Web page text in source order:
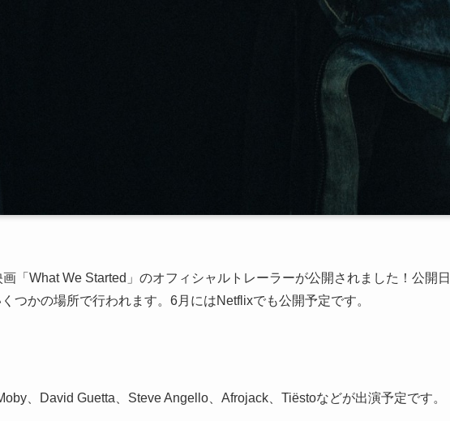
「What We Started」のオフィシャルトレーラーが公開されました！公開日
つかの場所で行われます。6月にはNetflixでも公開予定です。
、David Guetta、Steve Angello、Afrojack、Tiëstoなどが出演予定です。